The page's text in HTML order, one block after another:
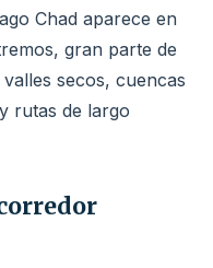
Chad aparece en
gran parte de
secos, cuencas
rutas de largo